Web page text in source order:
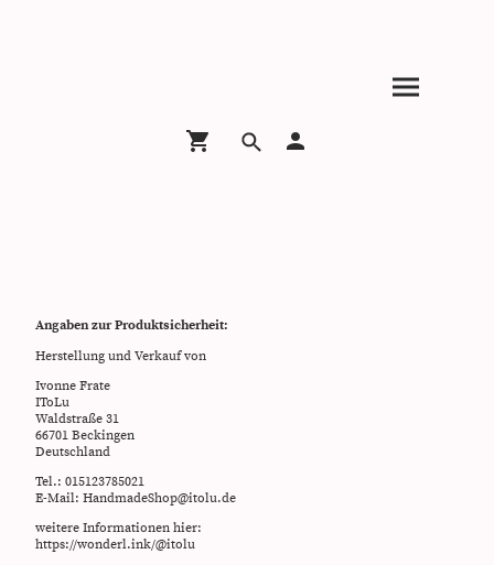
Angaben zur Produktsicherheit:
Herstellung und Verkauf von
Ivonne Frate
IToLu
Waldstraße 31
66701 Beckingen
Deutschland
Tel.: 015123785021
E-Mail: HandmadeShop@itolu.de
weitere Informationen hier:
https://wonderl.ink/@itolu